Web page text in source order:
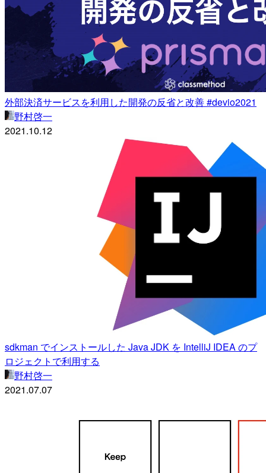
外部決済サービスを利用した開発の反省と改善 #devio2021
野村啓一
2021.10.12
sdkman でインストールした Java JDK を IntelliJ IDEA のプ
ロジェクトで利用する
野村啓一
2021.07.07